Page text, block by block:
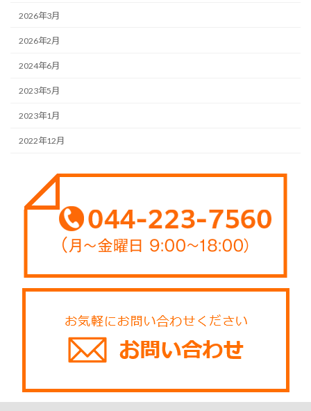
2026年3月
2026年2月
2024年6月
2023年5月
2023年1月
2022年12月